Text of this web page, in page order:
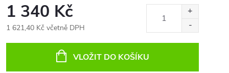
1 340 Kč
1 621,40 Kč včetně DPH
VLOŽIT DO KOŠÍKU